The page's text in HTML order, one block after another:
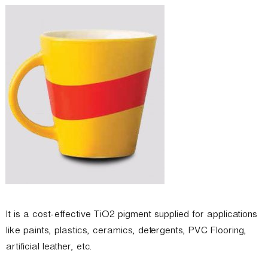
u
c
s
T
P
L
)
It is a cost-effective TiO2 pigment supplied for applications
like paints, plastics, ceramics, detergents, PVC Flooring,
artificial leather, etc.